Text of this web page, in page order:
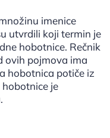
imenice
utvrdili koji termin je
hobotnice. Rečnik
ovih pojmova ima
hobotnica potiče iz
je